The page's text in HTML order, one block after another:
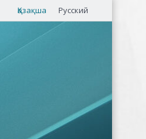
Қазақша Русский